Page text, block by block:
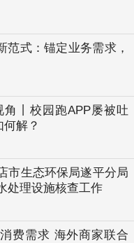
范式：锚定业务需求，
丨校园跑APP屡被吐
何解？
市生态环保局遂平分局
处理设施核查工作
费需求 海外商家联合